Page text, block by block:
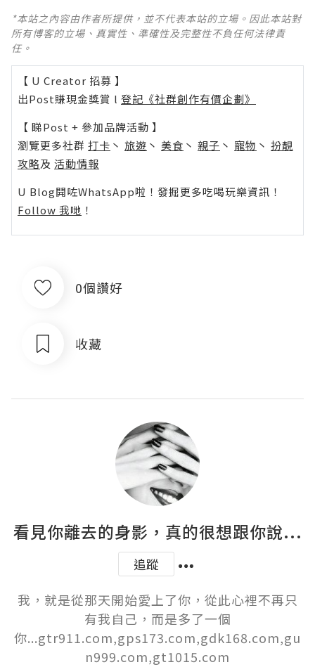
*本站之內容由作者所提供，並不代表本站的立場。因此本站對
所有博客的立場、真實性、準確性及完整性不負任何法律責
任。
【 U Creator 招募 】
出Post賺現金獎賞 l 登記《社群創作有價企劃》
【 睇Post + 參加品牌活動 】
瀏覽更多社群 打卡 丶 旅遊 丶 美食 丶 親子 丶 寵物 丶 扮靚
攻略及 活動情報
U Blog開咗WhatsApp啦！發掘更多吃喝玩樂資訊！
Follow 我哋 ！
0個讚好
收藏
看見你離去的身影，真的很想跟你說...
追蹤
我，就是從那天開始愛上了你，從此心裡不再只
有我自己，而是多了一個
你...gtr911.com,gps173.com,gdk168.com,gu
n999.com,gt1015.com